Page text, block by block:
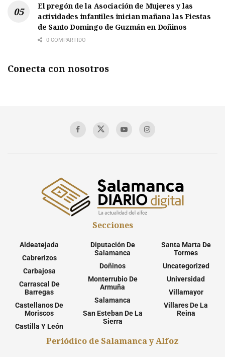
El pregón de la Asociación de Mujeres y las
actividades infantiles inician mañana las Fiestas
de Santo Domingo de Guzmán en Doñinos
0 COMPARTIDO
Conecta con nosotros
Secciones
Aldeatejada
Cabrerizos
Carbajosa
Carrascal De
Barregas
Castellanos De
Moriscos
Castilla Y León
Diputación De
Salamanca
Doñinos
Monterrubio De
Armuña
Salamanca
San Esteban De La
Sierra
Santa Marta De
Tormes
Uncategorized
Universidad
Villamayor
Villares De La
Reina
Periódico de Salamanca y Alfoz